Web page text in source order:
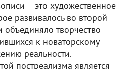
– это художественное
развивалось во второй
объединяло творчество
к новаторскому
реальности.